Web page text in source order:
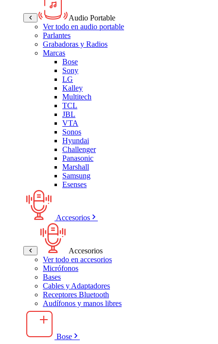
Audio Portable
Ver todo en audio portable
Parlantes
Grabadoras y Radios
Marcas
Bose
Sony
LG
Kalley
Multitech
TCL
JBL
VTA
Sonos
Hyundai
Challenger
Panasonic
Marshall
Samsung
Esenses
Accesorios
Accesorios
Ver todo en accesorios
Micrófonos
Bases
Cables y Adaptadores
Receptores Bluetooth
Audífonos y manos libres
Bose